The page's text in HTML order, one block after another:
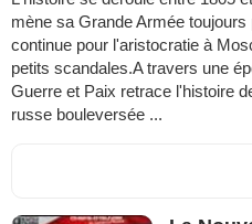
mène sa Grande Armée
continue pour l'aristocratie à
petits scandales.A travers une
Guerre et Paix retrace l'histoire
russe bouleversée ...